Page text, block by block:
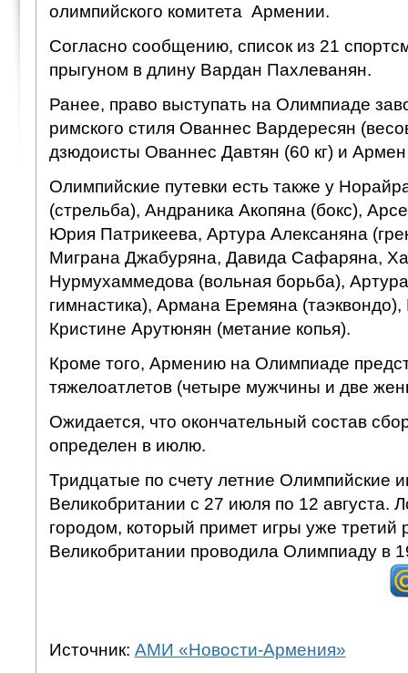
олимпийского комитета Армении.
Согласно сообщению, список из 21
прыгуном в длину Вардан Пахлеванян.
Ранее, право выступать на Олимпиаде
римского стиля Ованнес Вардересян
дзюдоисты Ованнес Давтян (60 кг) и Армен
Олимпийские путевки есть также у
(стрельба), Андраника Акопяна (бокс),
Юрия Патрикеева, Артура Алексаняна
Миграна Джабуряна, Давида Сафаряна,
Нурмухаммедова (вольная борьба),
гимнастика), Армана Еремяна
Кристине Арутюнян (метание копья).
Кроме того, Армению на Олимпиаде
тяжелоатлетов (четыре мужчины и две
Ожидается, что окончательный состав
определен в июлю.
Тридцатые по счету летние Олимпийские
Великобритании с 27 июля по 12 августа.
городом, который примет игры уже третий
Великобритании проводила Олимпиаду в
Источник: АМИ «Новости-Армения»